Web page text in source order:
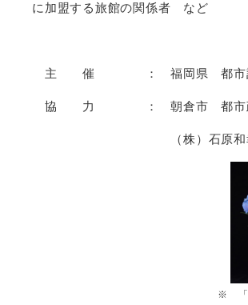
に加盟する旅館の関係者 など
主 催 ： 福岡県 都市計
協 力 ： 朝倉市 都市政
（株）石原和幸デザ
※ 「